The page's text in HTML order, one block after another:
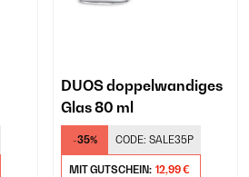
DUOS doppelwandiges
Glas 80 ml
-35% CODE: SALE35P
MIT GUTSCHEIN: 12,99 €